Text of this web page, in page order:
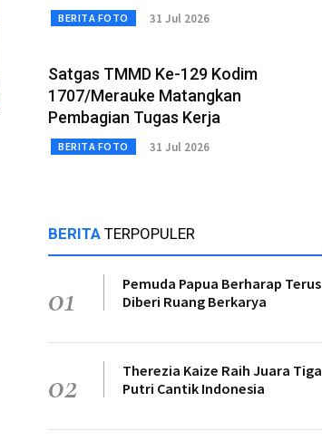
BERITA FOTO 31 Jul 2026
Satgas TMMD Ke-129 Kodim
1707/Merauke Matangkan
Pembagian Tugas Kerja
BERITA FOTO 31 Jul 2026
BERITA TERPOPULER
01
Pemuda Papua Berharap Terus
Diberi Ruang Berkarya
02
Therezia Kaize Raih Juara Tiga
Putri Cantik Indonesia